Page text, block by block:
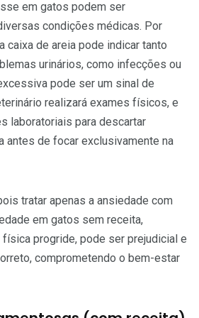
em gatos podem ser
condições médicas. Por
caixa de areia pode indicar tanto
urinários, como infecções ou
pode ser um sinal de
realizará exames físicos, e
laboratoriais para descartar
antes de focar exclusivamente na
tratar apenas a ansiedade com
em gatos sem receita,
física progride, pode ser prejudicial e
comprometendo o bem-estar